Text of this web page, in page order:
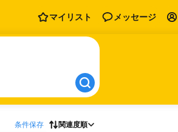
マイリスト メッセージ
条件保存 関連度順